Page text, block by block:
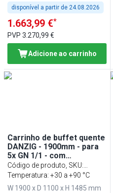
disponível a partir de 24.08.2026
1.663,99 €*
PVP 3.270,99 €
Adicione ao carrinho
Carrinho de buffet quente
DANZIG - 1900mm - para
5x GN 1/1 - com
corre‑bandejas - Preto
Código de produto, SKU:
BWWI1900
Temperatura: +30 a +90 °C
W 1900 x D 1100 x H 1485 mm